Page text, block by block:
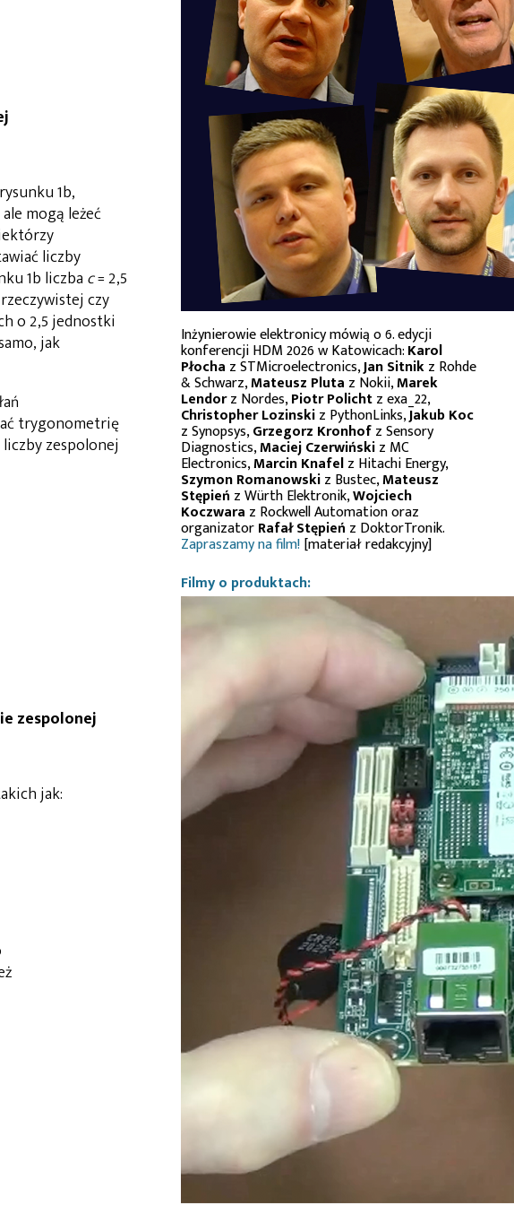
1b,
mogą leżeć
liczby
1b liczba c= 2,5
czy
o 2,5 jednostki
jak
trygonometrię
zespolonej
zespolonej
jak:
Inżynierowie elektronicy mówią o 6. edycji
konferencji HDM 2026 w Katowicach:Karol
Płocha z STMicroelectronics,Jan Sitnikz Rohde
& Schwarz,Mateusz Pluta z Nokii,Marek
Lendorz Nordes,Piotr Polichtz exa_22,
Christopher Lozinskiz PythonLinks,Jakub Koc
z Synopsys,Grzegorz Kronhofz Sensory
Diagnostics,Maciej Czerwińskiz MC
Electronics,Marcin Knafelz Hitachi Energy,
Szymon Romanowskiz Bustec,Mateusz
Stępień z Würth Elektronik,Wojciech
Koczwara z Rockwell Automation oraz
organizatorRafał Stępień z DoktorTronik.
Zapraszamy na film![materiał redakcyjny]
Filmy o produktach: